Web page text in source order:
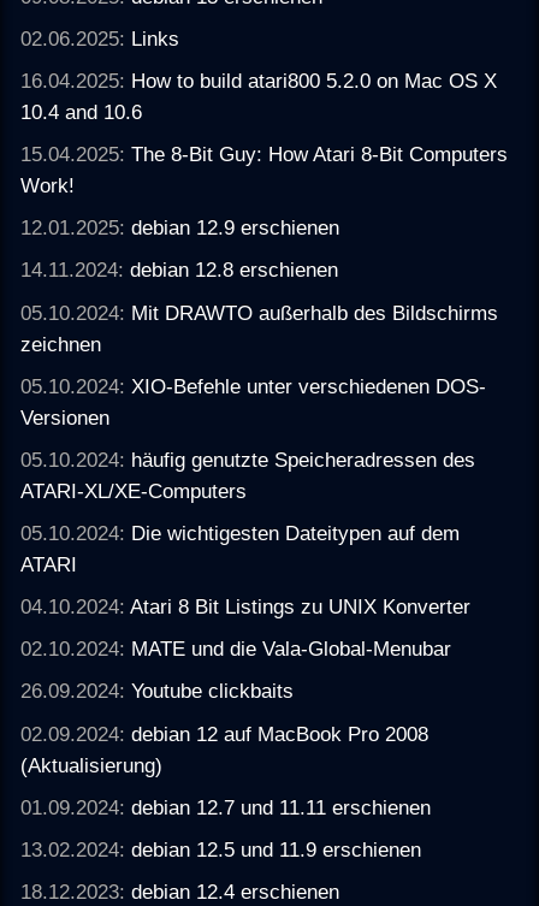
02.06.2025: Links
16.04.2025: How to build atari800 5.2.0 on Mac OS X
10.4 and 10.6
15.04.2025:The 8-Bit Guy: How Atari 8-Bit Computers
Work!
12.01.2025:debian 12.9 erschienen
14.11.2024:debian 12.8 erschienen
05.10.2024: Mit DRAWTO außerhalb des Bildschirms
zeichnen
05.10.2024: XIO-Befehle unter verschiedenen DOS-
Versionen
05.10.2024: häufig genutzte Speicheradressen des
ATARI-XL/XE-Computers
05.10.2024: Die wichtigesten Dateitypen auf dem
ATARI
04.10.2024:Atari 8 Bit Listings zu UNIX Konverter
02.10.2024: MATE und die Vala-Global-Menubar
26.09.2024:Youtube clickbaits
02.09.2024:debian 12 auf MacBook Pro 2008
(Aktualisierung)
01.09.2024:debian 12.7 und 11.11 erschienen
13.02.2024:debian 12.5 und 11.9 erschienen
18.12.2023:debian 12.4 erschienen